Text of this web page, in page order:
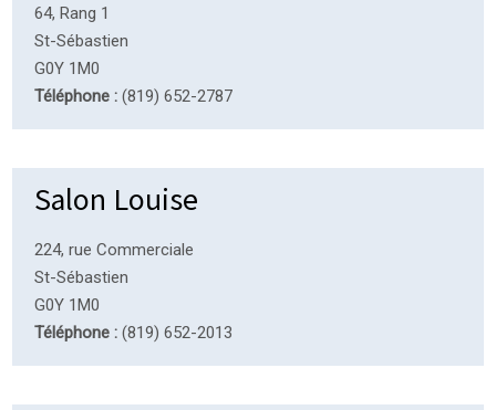
64, Rang 1
St-Sébastien
G0Y 1M0
Téléphone : (819) 652-2787
Salon Louise
224, rue Commerciale
St-Sébastien
G0Y 1M0
Téléphone : (819) 652-2013